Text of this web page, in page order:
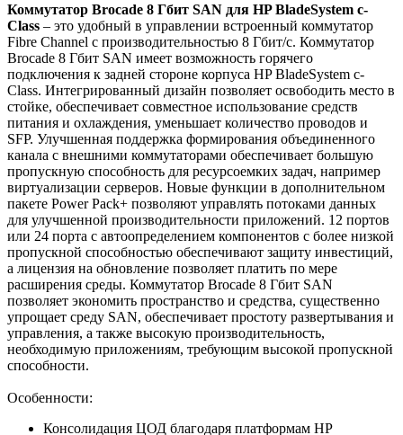
Коммутатор Brocade 8 Гбит SAN для HP BladeSystem c-
Class – это удобный в управлении встроенный коммутатор
Fibre Channel с производительностью 8 Гбит/с. Коммутатор
Brocade 8 Гбит SAN имеет возможность горячего
подключения к задней стороне корпуса HP BladeSystem c-
Class. Интегрированный дизайн позволяет освободить место в
стойке, обеспечивает совместное использование средств
питания и охлаждения, уменьшает количество проводов и
SFP. Улучшенная поддержка формирования объединенного
канала с внешними коммутаторами обеспечивает большую
пропускную способность для ресурсоемких задач, например
виртуализации серверов. Новые функции в дополнительном
пакете Power Pack+ позволяют управлять потоками данных
для улучшенной производительности приложений. 12 портов
или 24 порта с автоопределением компонентов с более низкой
пропускной способностью обеспечивают защиту инвестиций,
а лицензия на обновление позволяет платить по мере
расширения среды. Коммутатор Brocade 8 Гбит SAN
позволяет экономить пространство и средства, существенно
упрощает среду SAN, обеспечивает простоту развертывания и
управления, а также высокую производительность,
необходимую приложениям, требующим высокой пропускной
способности.
Особенности:
Консолидация ЦОД благодаря платформам HP